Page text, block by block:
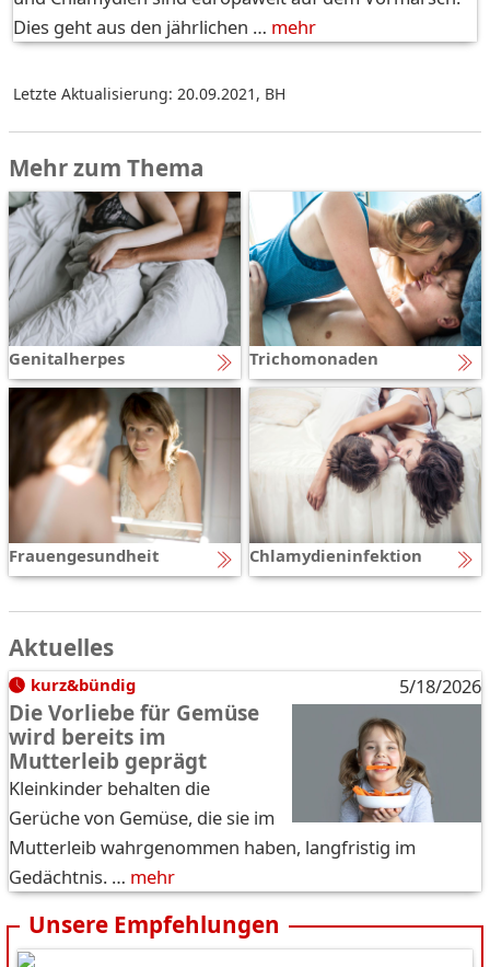
Dies geht aus den jährlichen … mehr
Letzte Aktualisierung: 20.09.2021 , BH
Mehr zum Thema
Genitalherpes Trichomonaden
Frauengesundheit Chlamydieninfektion
Aktuelles
kurz&bündig 5/18/2026
Die Vorliebe für Gemüse
wird bereits im
Mutterleib geprägt
Kleinkinder behalten die
Gerüche von Gemüse, die sie im
Mutterleib wahrgenommen haben, langfristig im
Gedächtnis. … mehr
Unsere Empfehlungen